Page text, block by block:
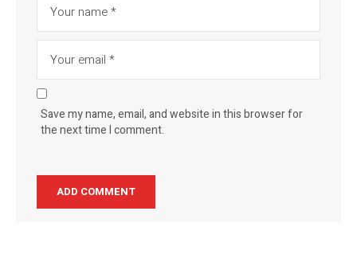
Save my name, email, and website in this browser for
the next time I comment.